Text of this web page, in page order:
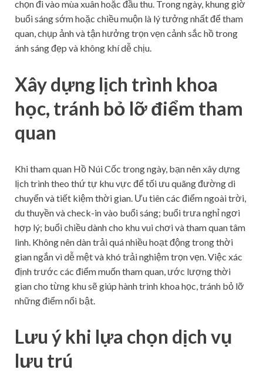
chọn đi vào mùa xuân hoặc đầu thu. Trong ngày, khung giờ
buổi sáng sớm hoặc chiều muộn là lý tưởng nhất để tham
quan, chụp ảnh và tận hưởng trọn vẹn cảnh sắc hồ trong
ánh sáng đẹp và không khí dễ chịu.
Xây dựng lịch trình khoa
học, tránh bỏ lỡ điểm tham
quan
Khi tham quan Hồ Núi Cốc trong ngày, bạn nên xây dựng
lịch trình theo thứ tự khu vực để tối ưu quãng đường di
chuyển và tiết kiệm thời gian. Ưu tiên các điểm ngoài trời,
du thuyền và check-in vào buổi sáng; buổi trưa nghỉ ngơi
hợp lý; buổi chiều dành cho khu vui chơi và tham quan tâm
linh. Không nên dàn trải quá nhiều hoạt động trong thời
gian ngắn vì dễ mệt và khó trải nghiệm trọn vẹn. Việc xác
định trước các điểm muốn tham quan, ước lượng thời
gian cho từng khu sẽ giúp hành trình khoa học, tránh bỏ lỡ
những điểm nổi bật.
Lưu ý khi lựa chọn dịch vụ
lưu trú